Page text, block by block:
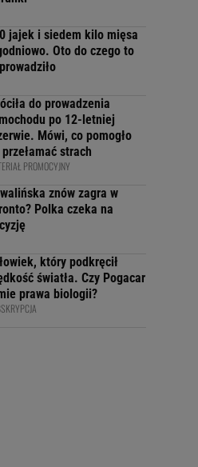
jajek i siedem kilo mięsa
Oto do czego to
do prowadzenia
po 12-letniej
Mówi, co pomogło
strach
PROMOCYJNY
znów zagra w
Polka czeka na
który podkręcił
światła. Czy Pogacar
prawa biologii?